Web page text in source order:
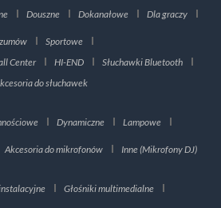
Douszne Dokanałowe Dla graczy
Sportowe
Center
HI-END
Słuchawki Bluetooth
do słuchawek
Dynamiczne Lampowe
Akcesoria do mikrofonów Inne (Mikrofony DJ)
Głośniki multimedialne